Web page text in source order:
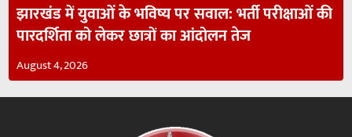
झारखंड में युवाओं के भविष्य पर सवाल: भर्ती परीक्षाओं की
पारदर्शिता को लेकर छात्रों का आंदोलन तेज
August 4, 2026